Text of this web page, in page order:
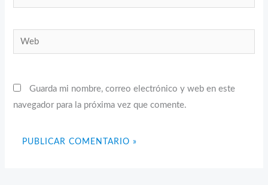
electrónico*
Web
Guarda mi nombre, correo electrónico y web en este
navegador para la próxima vez que comente.